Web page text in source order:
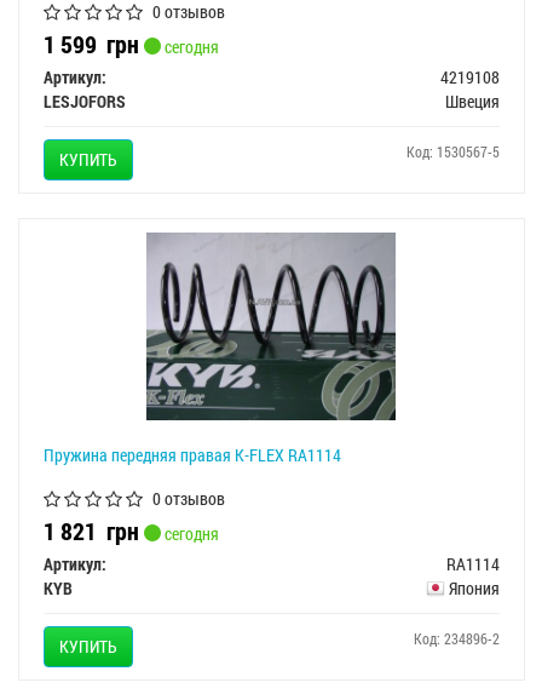
0 отзывов
1 599 грн
сегодня
Артикул:
4219108
LESJOFORS
Швеция
КУПИТЬ Код: 1530567-5
Пружина передняя правая K-FLEX RA1114
0 отзывов
1 821 грн
сегодня
Артикул:
RA1114
KYB
Япония
КУПИТЬ Код: 234896-2